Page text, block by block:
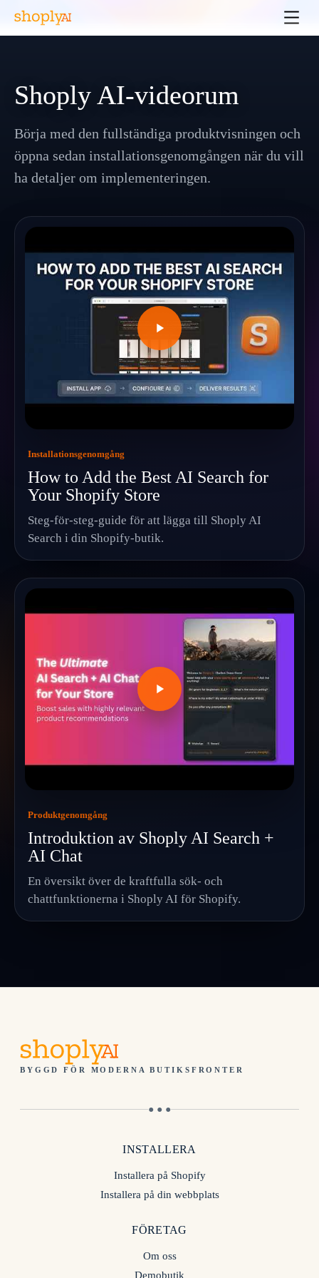
Shoply AI-videorum
Börja med den fullständiga produktvisningen och
öppna sedan installationsgenomgången när du vill
ha detaljer om implementeringen.
Installationsgenomgång
How to Add the Best AI Search for
Your Shopify Store
Steg-för-steg-guide för att lägga till Shoply AI
Search i din Shopify-butik.
Produktgenomgång
Introduktion av Shoply AI Search +
AI Chat
En översikt över de kraftfulla sök- och
chattfunktionerna i Shoply AI för Shopify.
BYGGD FÖR MODERNA BUTIKSFRONTER
● ● ●
INSTALLERA
Installera på Shopify
Installera på din webbplats
FÖRETAG
Om oss
Demobutik